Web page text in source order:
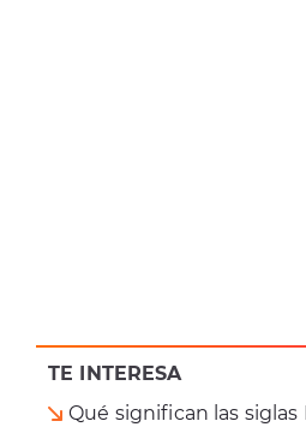
TE INTERESA
Qué significan las siglas